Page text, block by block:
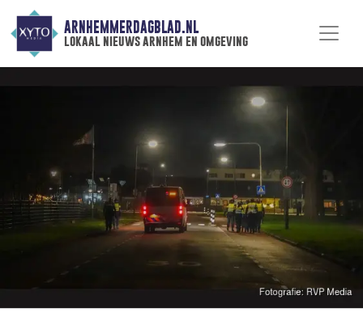
ARNHEMMERDAGBLAD.NL
lokaal nieuws arnhem en omgeving